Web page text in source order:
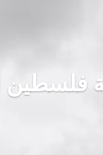
فلسطين